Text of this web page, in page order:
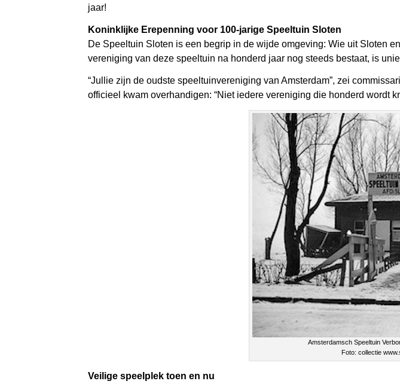
jaar!
Koninklijke Erepenning voor 100-jarige Speeltuin Sloten
De Speeltuin Sloten is een begrip in de wijde omgeving: Wie uit Sloten
vereniging van deze speeltuin na honderd jaar nog steeds bestaat, is
“Jullie zijn de oudste speeltuinvereniging van Amsterdam”, zei
officieel kwam overhandigen: “Niet iedere vereniging die honderd wordt
Amsterdamsch Speeltuin
Foto: collectie
Veilige speelplek toen en nu